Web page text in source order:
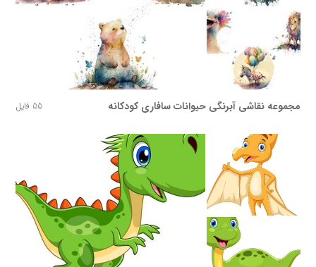
مجموعه نقاشی آبرنگی حیوانات سافاری کودکانه 55 فایل